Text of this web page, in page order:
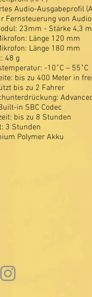
Audio-Ausgabeprofil
Fernsteuerung von
23mm - Stärke 4,3
Länge 120 mm
Länge 180 mm
48 g
-10˚C – 55˚C
bis zu 400 Meter in
bis zu 2 Fahrer
in SBC Codec
bis zu 8 Stunden
3 Stunden
Polymer Akku